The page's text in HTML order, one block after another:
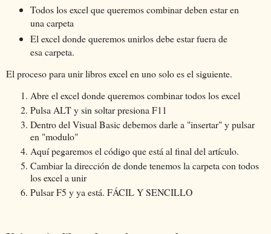
Todos los excel que queremos combinar deben estar en
una carpeta
El excel donde queremos unirlos debe estar fuera de
esa carpeta.
El proceso para unir libros excel en uno solo es el siguiente.
Abre el excel donde queremos combinar todos los excel
Pulsa ALT y sin soltar presiona F11
Dentro del Visual Basic debemos darle a "insertar" y pulsar
en "modulo"
Aquí pegaremos el código que está al final del artículo.
Cambiar la dirección de donde tenemos la carpeta con todos
los excel a unir
Pulsar F5 y ya está. FÁCIL Y SENCILLO